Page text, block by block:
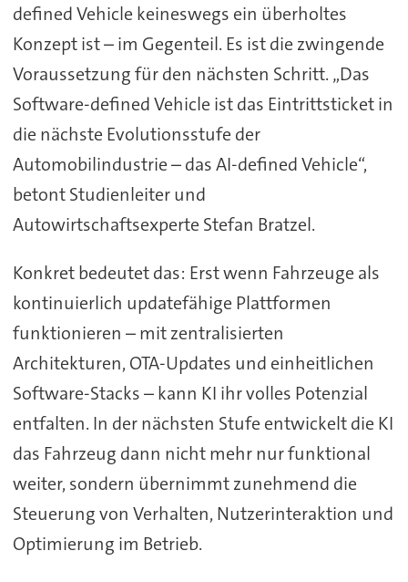
defined Vehicle keineswegs ein überholtes
Konzept ist – im Gegenteil. Es ist die zwingende
Voraussetzung für den nächsten Schritt. „Das
Software-defined Vehicle ist das Eintrittsticket in
die nächste Evolutionsstufe der
Automobilindustrie – das AI-defined Vehicle“,
betont Studienleiter und
Autowirtschaftsexperte Stefan Bratzel.
Konkret bedeutet das: Erst wenn Fahrzeuge als
kontinuierlich updatefähige Plattformen
funktionieren – mit zentralisierten
Architekturen, OTA-Updates und einheitlichen
Software-Stacks – kann KI ihr volles Potenzial
entfalten. In der nächsten Stufe entwickelt die KI
das Fahrzeug dann nicht mehr nur funktional
weiter, sondern übernimmt zunehmend die
Steuerung von Verhalten, Nutzerinteraktion und
Optimierung im Betrieb.